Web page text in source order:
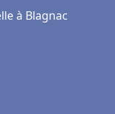
à Blagnac